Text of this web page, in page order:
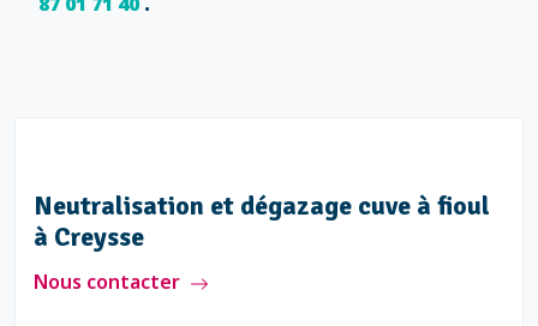
Neutralisation et dégazage cuve à fioul
à Creysse
Nous contacter